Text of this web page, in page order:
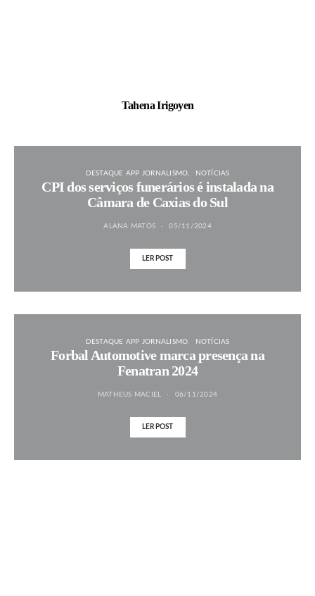
Tahena Irigoyen
DESTAQUE APP JORNALISMO NOTÍCIAS
CPI dos serviços funerários é instalada na
Câmara de Caxias do Sul
ALANA MATOS 05/11/2024
LER POST
DESTAQUE APP JORNALISMO NOTÍCIAS
Forbal Automotive marca presença na
Fenatran 2024
MATHEUS MACIEL 06/11/2024
LER POST